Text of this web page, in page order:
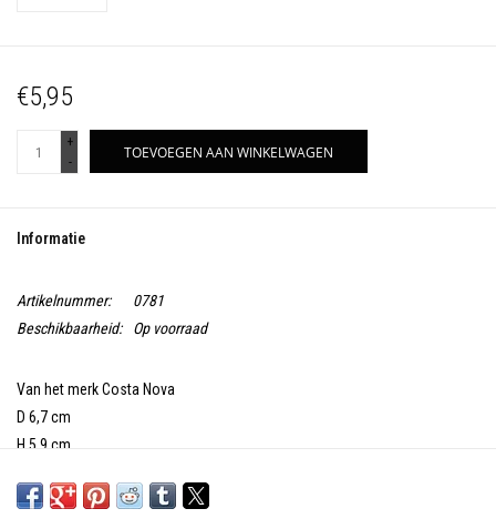
€5,95
+
-
TOEVOEGEN AAN WINKELWAGEN
Informatie
Artikelnummer:
0781
Beschikbaarheid:
Op voorraad
Van het merk Costa Nova
D 6,7 cm
H 5,9 cm
Fijn stoneware: Oven - vaatwas - vriezer en magnetron bestendig